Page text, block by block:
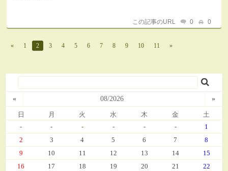
この記事のURL 0 0
« 1 2 3 4 5 6 7 8 9 10 11 »
« 08/2026 »
日 月 火 水 木 金 土
- - - - - -
1
2
3 4 5 6 7
8
9
10 11 12 13 14
15
16
17 18 19 20 21 22